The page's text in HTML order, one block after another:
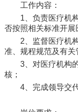
工作内容：
1、负责医疗机
否按照相关标准开展
2、监督医疗机
准、规程规范及有关
3、对医疗机构
核；
4、完成领导交